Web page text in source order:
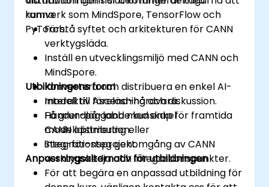
ramverk som MindSpore, TensorFlow och
PyTorch.
kunna:
Förstå syftet och arkitekturen för CANN
verktygsläda.
Inställ en utvecklingsmiljö med CANN och
MindSpore.
Konvertera och distribuera en enkel AI-
modell till Ascend-hårdvara.
Få grundläggande kunskap för framtida
CANN optimering eller
integrationsprojekt.
Utbildningens form
Interaktiv föreläsning och diskussion.
Händer-på-labb med enkel
modelldistribution.
Steg-för-steg genomgång av CANN
verktygskedja och integrationspunkter.
Anpassningsalternativ för utbildningen
För att begära en anpassad utbildning för